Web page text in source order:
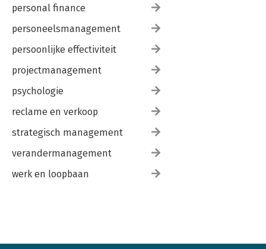
personal finance
personeelsmanagement
persoonlijke effectiviteit
projectmanagement
psychologie
reclame en verkoop
strategisch management
verandermanagement
werk en loopbaan